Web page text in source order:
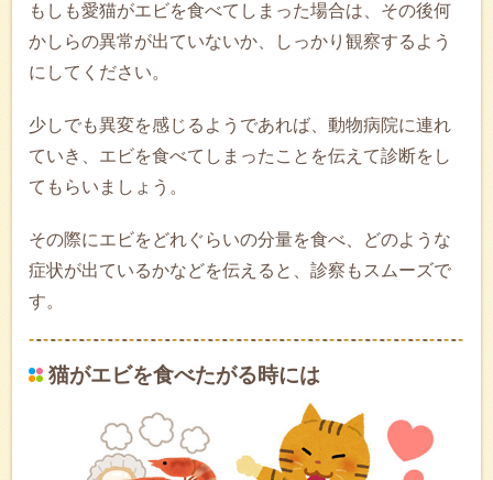
もしも愛猫がエビを食べてしまった場合は、その後何
かしらの異常が出ていないか、しっかり観察するよう
にしてください。
少しでも異変を感じるようであれば、動物病院に連れ
ていき、エビを食べてしまったことを伝えて診断をし
てもらいましょう。
その際にエビをどれぐらいの分量を食べ、どのような
症状が出ているかなどを伝えると、診察もスムーズで
す。
猫がエビを食べたがる時には